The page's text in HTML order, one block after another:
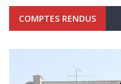
COMPTES RENDUS